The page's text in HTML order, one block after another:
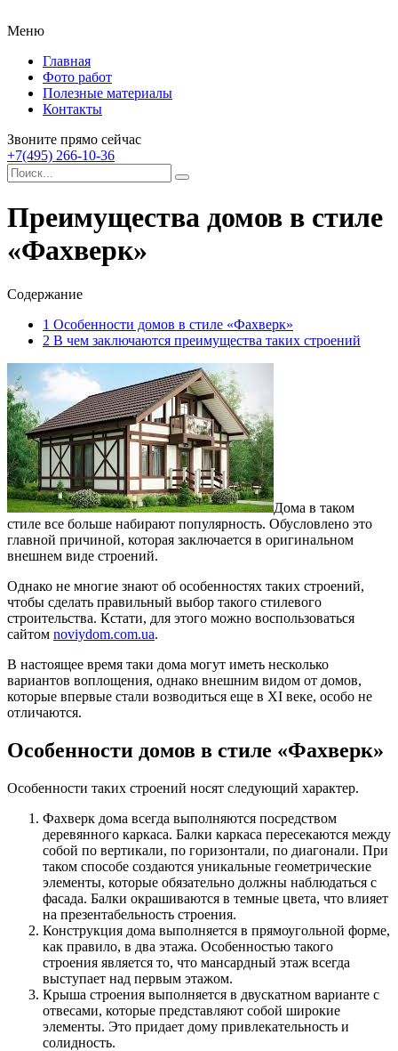
Меню
Главная
Фото работ
Полезные материалы
Контакты
Звоните прямо сейчас
+7(495) 266-10-36
Преимущества домов в стиле
«Фахверк»
Содержание
1 Особенности домов в стиле «Фахверк»
2 В чем заключаются преимущества таких строений
Дома в таком
стиле все больше набирают популярность. Обусловлено это
главной причиной, которая заключается в оригинальном
внешнем виде строений.
Однако не многие знают об особенностях таких строений,
чтобы сделать правильный выбор такого стилевого
строительства. Кстати, для этого можно воспользоваться
сайтом noviydom.com.ua.
В настоящее время таки дома могут иметь несколько
вариантов воплощения, однако внешним видом от домов,
которые впервые стали возводиться еще в XI веке, особо не
отличаются.
Особенности домов в стиле «Фахверк»
Особенности таких строений носят следующий характер.
Фахверк дома всегда выполняются посредством
деревянного каркаса. Балки каркаса пересекаются между
собой по вертикали, по горизонтали, по диагонали. При
таком способе создаются уникальные геометрические
элементы, которые обязательно должны наблюдаться с
фасада. Балки окрашиваются в темные цвета, что влияет
на презентабельность строения.
Конструкция дома выполняется в прямоугольной форме,
как правило, в два этажа. Особенностью такого
строения является то, что мансардный этаж всегда
выступает над первым этажом.
Крыша строения выполняется в двускатном варианте с
отвесами, которые представляют собой широкие
элементы. Это придает дому привлекательность и
солидность.